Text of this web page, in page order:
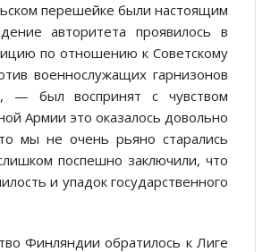
перешейке были настоящим
авторитета проявилось в
по отношению к Советскому
военнослужащих гарнизонов
— был воспринят с чувством
Армии это оказалось довольно
мы не очень рьяно старались
поспешно заключили, что
и упадок государственного
Финляндии обратилось к Лиге